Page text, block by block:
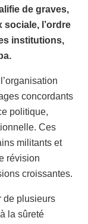
de graves,
l’ordre
institutions,
concordants
politique,
Ces
militants et
révision
croissantes.
de plusieurs
la sûreté